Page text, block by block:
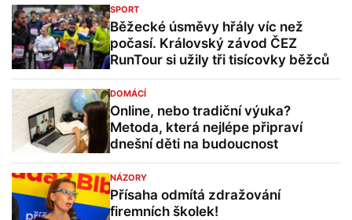
SPORT
Běžecké úsměvy hřály víc než
počasí. Královský závod ČEZ
RunTour si užily tři tisícovky běžců
DOMÁCÍ
Online, nebo tradiční výuka?
Metoda, která nejlépe připraví
dnešní děti na budoucnost
NÁZORY
Přísaha odmítá zdražování
firemních školek!